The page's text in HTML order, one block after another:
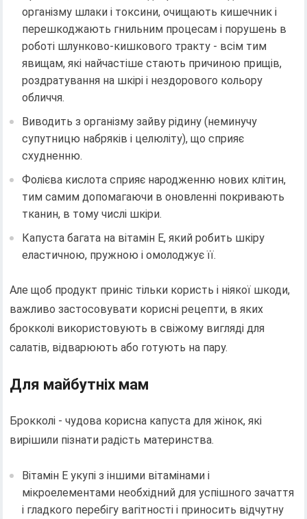
організму шлаки і токсини, очищають кишечник і
перешкоджають гнильним процесам і порушень в
роботі шлунково-кишкового тракту - всім тим
явищам, які найчастіше стають причиною прищів,
роздратування на шкірі і нездорового кольору
обличчя.
Виводить з організму зайву рідину (неминучу
супутницю набряків і целюліту), що сприяє
схудненню.
Фолієва кислота сприяє народженню нових клітин,
тим самим допомагаючи в оновленні покривають
тканин, в тому числі шкіри.
Капуста багата на вітамін E, який робить шкіру
еластичною, пружною і омолоджує її.
Але щоб продукт приніс тільки користь і ніякої шкоди,
важливо застосовувати корисні рецепти, в яких
брокколі використовують в свіжому вигляді для
салатів, відварюють або готують на пару.
Для майбутніх мам
Брокколі - чудова корисна капуста для жінок, які
вирішили пізнати радість материнства.
Вітамін E укупі з іншими вітамінами і
мікроелементами необхідний для успішного зачаття
і гладкого перебігу вагітності і приносить відчутну